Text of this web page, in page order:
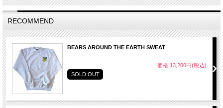
RECOMMEND
BEARS AROUND THE EARTH SWEAT
価格:13,200円(税込)
SOLD OUT